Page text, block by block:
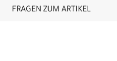
FRAGEN ZUM ARTIKEL